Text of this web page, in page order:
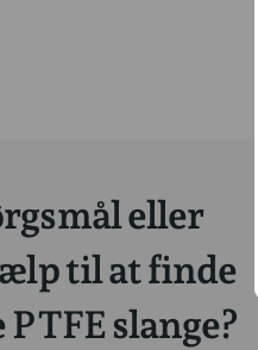
eller
til at finde
slange?